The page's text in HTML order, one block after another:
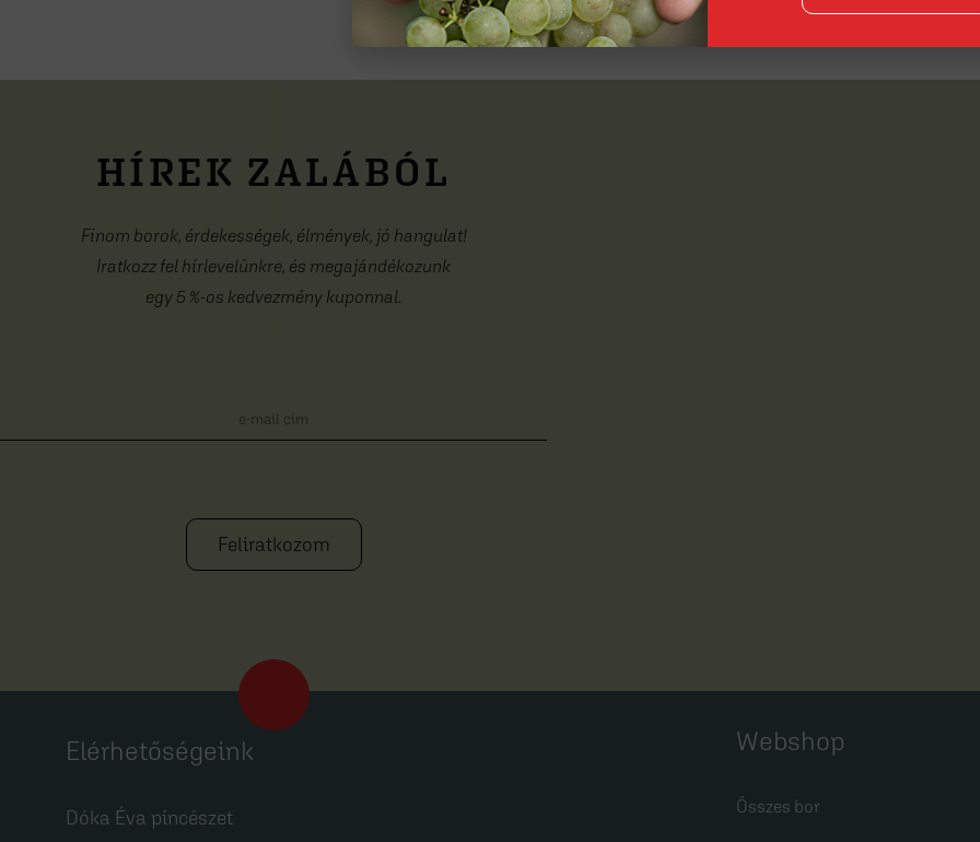
HÍREK ZALÁBÓL
Finom borok, érdekességek, élmények, jó hangulat!
Iratkozz fel hírlevelünkre, és megajándékozunk
egy 5 %-os kedvezmény kuponnal.
Feliratkozom
Elérhetőségeink
Dóka Éva pincészet
Webshop
Összes bor